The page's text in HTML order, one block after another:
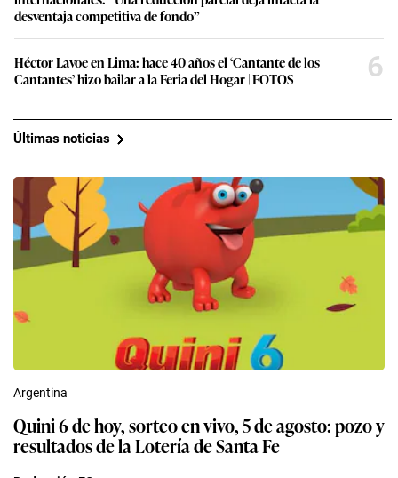
desventaja competitiva de fondo”
Héctor Lavoe en Lima: hace 40 años el ‘Cantante de los
Cantantes’ hizo bailar a la Feria del Hogar | FOTOS
6
Últimas noticias
Argentina
Quini 6 de hoy, sorteo en vivo, 5 de agosto: pozo y
resultados de la Lotería de Santa Fe